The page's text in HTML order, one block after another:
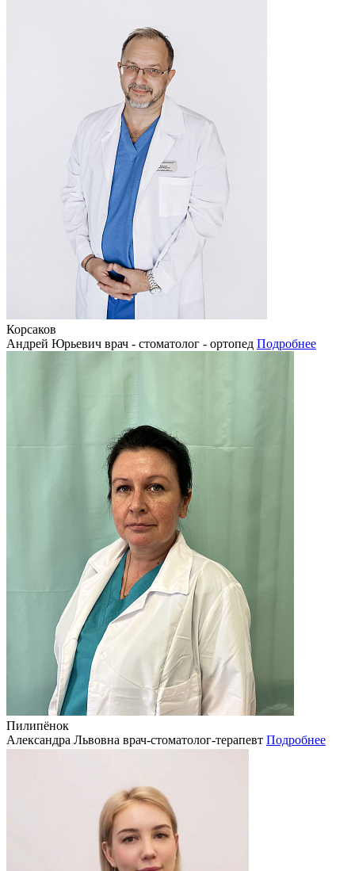
Корсаков
Андрей Юрьевич врач - стоматолог - ортопед Подробнее
Пилипёнок
Александра Львовна врач-стоматолог-терапевт Подробнее